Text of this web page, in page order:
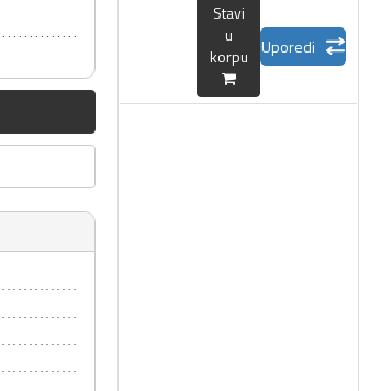
Stavi
u
korpu
Uporedi